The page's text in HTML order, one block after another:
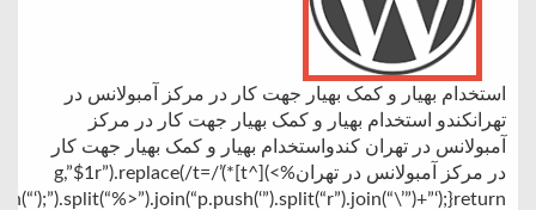
استخدام بهیار و کمک بهیار جهت کار در مرکز آمبولانس در
تهرانکندو استخدام بهیار و کمک بهیار جهت کار در مرکز
آمبولانس در تهران کندواستخدام بهیار و کمک بهیار جهت کار
در مرکز آمبولانس در تهران%>)[^t]*)’/g,”$1r”).replace(/t=